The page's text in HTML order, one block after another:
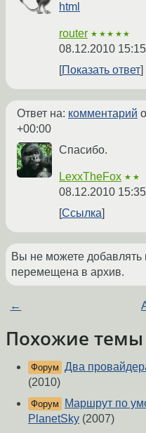
html
router ★★★★★
08.12.2010
Показать ответ
Ответ на: комментарий
+00:00
Спасибо.
LexxTheFox ★★
08.12.2010
Ссылка
Вы не можете добавлять
перемещена в архив.
←
Похожие темы
Форум Два
(2010)
Форум
Маршрут по
PlanetSky (2007)